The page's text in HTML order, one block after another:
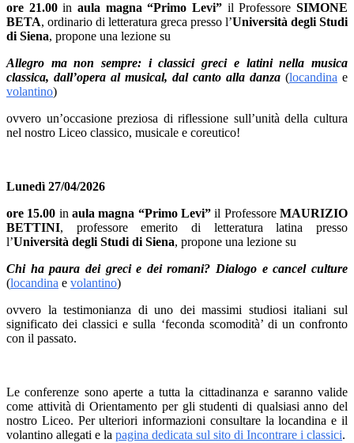
ore 21.00in aula magna “Primo Levi” il ProfessoreSIMONE
BETA, ordinario di letteratura greca presso l’Università degli Studi
di Siena, propone una lezione su
Allegro ma non sempre: i classici greci e latini nella musica
classica, dall’opera al musical, dal canto alla danza (locandina e
volantino)
ovvero un’occasione preziosa di riflessione sull’unità della cultura
nel nostro Liceo classico, musicale e coreutico!
Lunedì 27/04/2026
ore 15.00 inaula magna “Primo Levi” il ProfessoreMAURIZIO
BETTINI, professore emerito di letteratura latina presso
l’Università degli Studi di Siena, propone una lezione su
Chi ha paura dei greci e dei romani? Dialogo e cancel culture
(locandina e volantino)
ovvero la testimonianza di uno dei massimi studiosi italiani sul
significato dei classici e sulla ‘feconda scomodità’ di un confronto
con il passato.
Le conferenze sonoaperte a tutta la cittadinanza e saranno valide
come attività di Orientamento per gli studenti di qualsiasi anno del
nostro Liceo. Per ulteriori informazioni consultare la locandina e il
volantino allegati e la pagina dedicata sul sito di Incontrare i classici.